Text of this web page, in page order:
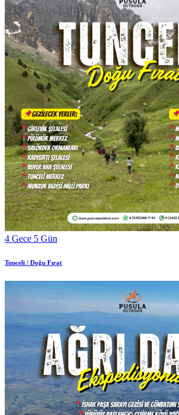
4 Gece 5 Gün
Tunceli / Doğu Fırat